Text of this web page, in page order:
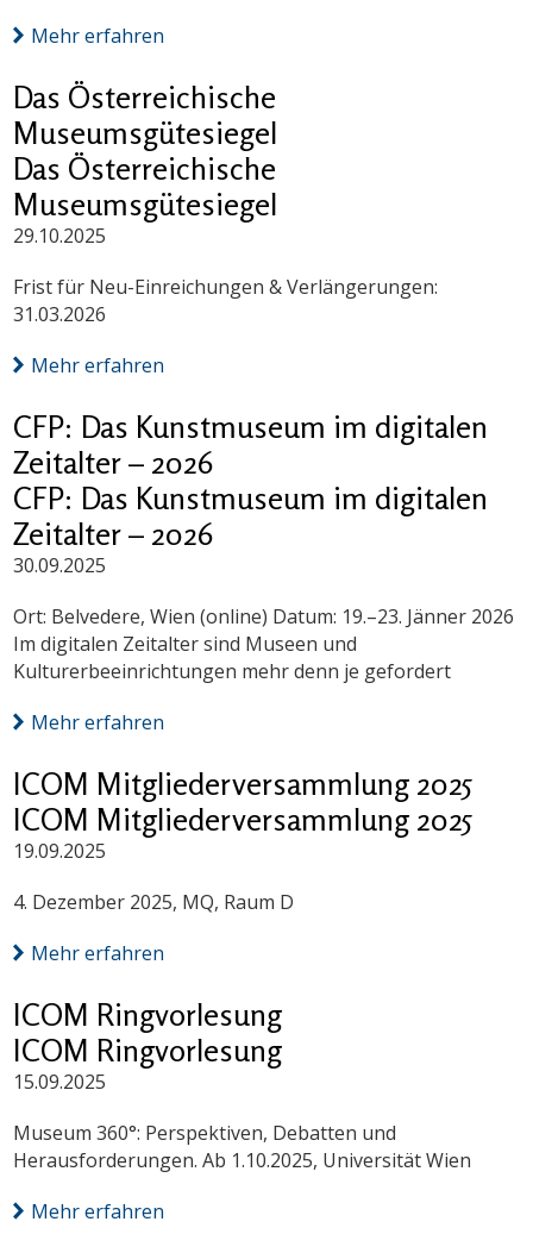
Mehr erfahren
Das Österreichische
Museumsgütesiegel
Das Österreichische
Museumsgütesiegel
29.10.2025
Frist für Neu-Einreichungen & Verlängerungen:
31.03.2026
Mehr erfahren
CFP: Das Kunstmuseum im digitalen
Zeitalter – 2026
CFP: Das Kunstmuseum im digitalen
Zeitalter – 2026
30.09.2025
Ort: Belvedere, Wien (online) Datum: 19.–23. Jänner 2026
Im digitalen Zeitalter sind Museen und
Kulturerbeeinrichtungen mehr denn je gefordert
Mehr erfahren
ICOM Mitgliederversammlung 2025
ICOM Mitgliederversammlung 2025
19.09.2025
4. Dezember 2025, MQ, Raum D
Mehr erfahren
ICOM Ringvorlesung
ICOM Ringvorlesung
15.09.2025
Museum 360°: Perspektiven, Debatten und
Herausforderungen. Ab 1.10.2025, Universität Wien
Mehr erfahren